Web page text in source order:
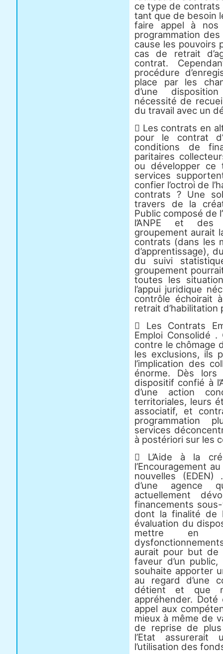
ce type de contrats
tant que de besoin
faire appel à nos
programmation
cause les pouvoirs
cas de retrait
contrat.
procédure
place par les
d’une
nécessité de
du travail avec un
 Les contrats en
pour le contrat
conditions de
paritaires
ou développer
services
confier l’octroi de
contrats ? Une
travers de la
Public composé de
l’ANPE et des
groupement aurait
contrats (dans les
d’apprentissage),
du suivi
groupement
toutes les
l’appui juridique
contrôle échoirait
retrait
 Les Contrats
Emploi Consolidé
contre le chômage
les exclusions, ils
l’implication des
énorme. Dès lors
dispositif confié à
d’une action
territoriales, leurs
associatif, et
programmation
services
à postériori sur les
 L’Aide à la
l’Encouragement
nouvelles
d’une agence
actuellement
financements
dont la finalité de
évaluation du
mettre en
aurait pour but de
faveur d’un
souhaite apporter
au regard d’une
détient et que
appréhender.
appel aux
mieux à même de
de reprise de
l’Etat
l’utilisation des